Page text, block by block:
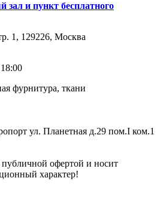
зал и пункт бесплатного
1, 129226, Москва
фурнитура, ткани
ул. Планетная д.29 пом.I ком.1
офертой и носит
характер!